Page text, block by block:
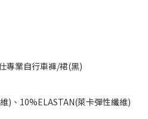
專業自行車褲/裙(黑)
)、10%ELASTAN(萊卡彈性纖維)